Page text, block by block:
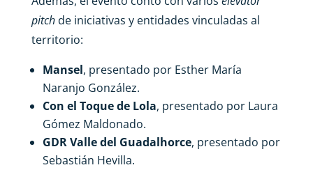
pitchde iniciativas y entidades vinculadas al
territorio:
Mansel, presentado por Esther María
Naranjo González.
Con el Toque de Lola, presentado por Laura
Gómez Maldonado.
GDR Valle del Guadalhorce, presentado por
Sebastián Hevilla.